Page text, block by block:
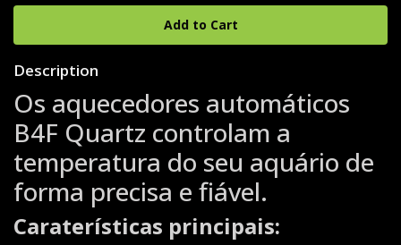
Description
Os aquecedores automáticos
B4F Quartz controlam a
temperatura do seu aquário de
forma precisa e fiável.
Caraterísticas principais: